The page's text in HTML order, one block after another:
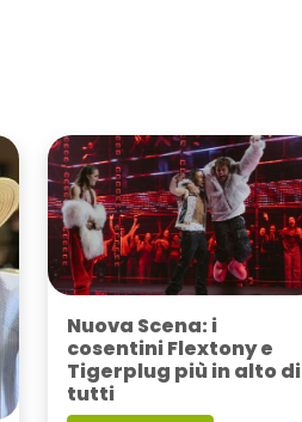
Nuova Scena: i
cosentini Flextony e
Tigerplug più in alto di
tutti